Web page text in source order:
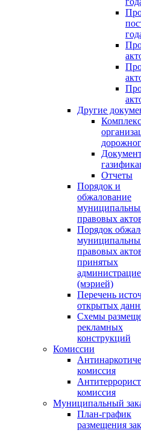
Другие
Отчеты
Порядок и
обжалование
правовых
Порядок
правовых
принятых
(мэрией)
Перечень
открытых
Схемы
рекламных
конструкций
Комиссии
комиссия
комиссия
Муниципальный
План-график
размещения